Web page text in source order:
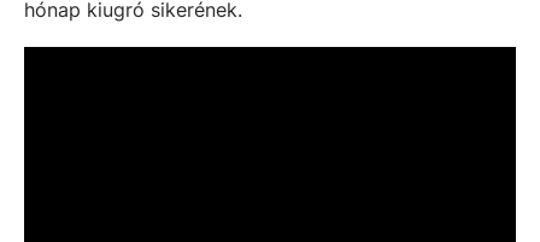
hónap kiugró sikerének.